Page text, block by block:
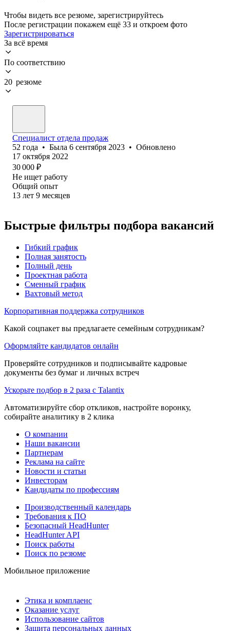
Чтобы видеть все резюме, зарегистрируйтесь
После регистрации покажем ещё 33 и откроем фото
Зарегистрироваться
За всё время
По соответствию
20 резюме
Специалист отдела продаж
52 года • Была 6 сентября 2023 • Обновлено
17 октября 2022
30 000 ₽
Не ищет работу
Общий опыт
13 лет 9 месяцев
Быстрые фильтры подбора вакансий
Гибкий график
Полная занятость
Полный день
Проектная работа
Сменный график
Вахтовый метод
Корпоративная поддержка сотрудников
Какой соцпакет вы предлагаете семейным сотрудникам?
Оформляйте кандидатов онлайн
Проверяйте сотрудников и подписывайте кадровые
документы без бумаг и личных встреч
Ускорьте подбор в 2 раза с Talantix
Автоматизируйте сбор откликов, настройте воронку,
собирайте аналитику в 2 клика
О компании
Наши вакансии
Партнерам
Реклама на сайте
Новости и статьи
Инвесторам
Кандидаты по профессиям
Производственный календарь
Требования к ПО
Безопасный HeadHunter
HeadHunter API
Поиск работы
Поиск по резюме
Мобильное приложение
Этика и комплаенс
Оказание услуг
Использование сайтов
Защита персональных данных